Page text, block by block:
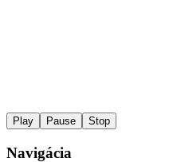
Play Pause Stop
Navigácia